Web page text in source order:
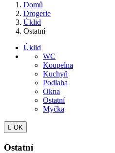
Domů
Drogerie
Úklid
Ostatní
Úklid
WC
Koupelna
Kuchyň
Podlaha
Okna
Ostatní
Myčka
 OK
Ostatní